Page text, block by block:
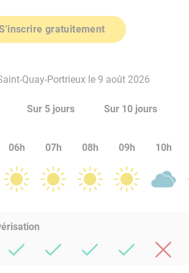
gratuitement
Quay-Portrieux le 9 août 2026
Sur 5 jours Sur 10 jours
06h 07h 08h 09h 10h